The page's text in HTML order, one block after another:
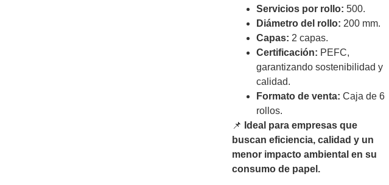
Servicios por rollo: 500.
Diámetro del rollo: 200 mm.
Capas: 2 capas.
Certificación: PEFC,
garantizando sostenibilidad y
calidad.
Formato de venta: Caja de 6
rollos.
📌 Ideal para empresas que
buscan eficiencia, calidad y un
menor impacto ambiental en su
consumo de papel.